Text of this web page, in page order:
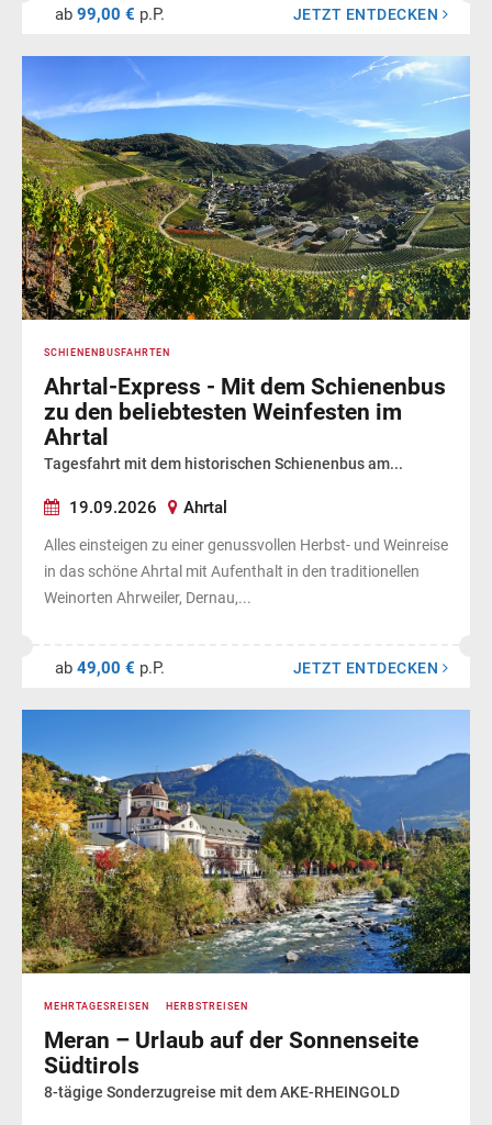
ab 99,00 € p.P. JETZT ENTDECKEN
SCHIENENBUSFAHRTEN
Ahrtal-Express - Mit dem Schienenbus
zu den beliebtesten Weinfesten im
Ahrtal
Tagesfahrt mit dem historischen Schienenbus am...
19.09.2026 Ahrtal
Alles einsteigen zu einer genussvollen Herbst- und Weinreise
in das schöne Ahrtal mit Aufenthalt in den traditionellen
Weinorten Ahrweiler, Dernau,...
ab 49,00 € p.P. JETZT ENTDECKEN
MEHRTAGESREISEN HERBSTREISEN
Meran – Urlaub auf der Sonnenseite
Südtirols
8-tägige Sonderzugreise mit dem AKE-RHEINGOLD